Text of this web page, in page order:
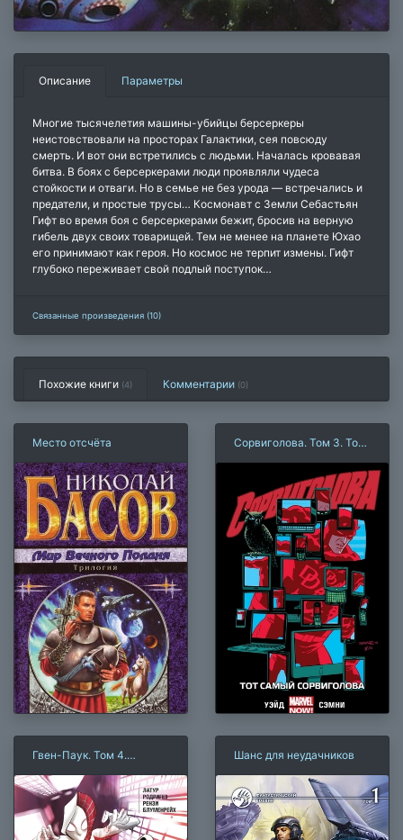
Описание Параметры
Многие тысячелетия машины-убийцы берсеркеры
неистовствовали на просторах Галактики, сея повсюду
смерть. И вот они встретились с людьми. Началась кровавая
битва. В боях с берсеркерами люди проявляли чудеса
стойкости и отваги. Но в семье не без урода — встречались и
предатели, и простые трусы… Космонавт с Земли Себастьян
Гифт во время боя с берсеркерами бежит, бросив на верную
гибель двух своих товарищей. Тем не менее на планете Юхао
его принимают как героя. Но космос не терпит измены. Гифт
глубоко переживает свой подлый поступок…
Связанные произведения (10)
Похожие книги (4) Комментарии (0)
Место отсчёта
Сорвиголова. Том 3. Тот
Гвен-Паук. Том 4.
Шанс для неудачников